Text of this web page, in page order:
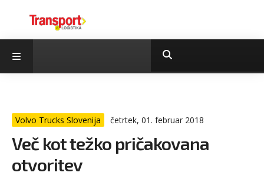
Volvo Trucks Slovenija četrtek, 01. februar 2018
Več kot težko pričakovana
otvoritev